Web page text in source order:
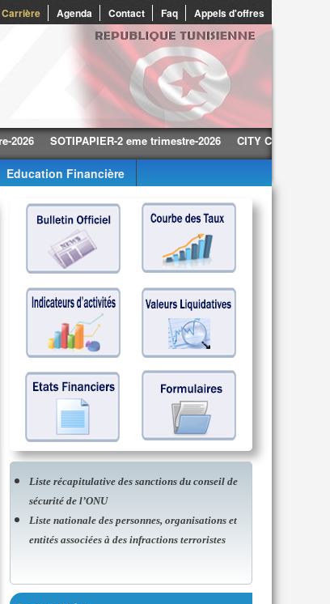
Carrière Agenda Contact Faq Appels d'offres
SOTIPAPIER-2 eme trimestre-2026 CITY CARS-2 eme
Education Financière
Liste récapitulative des sanctions du conseil de
sécurité de l’ONU
Liste nationale des personnes, organisations et
entités associées à des infractions terroristes